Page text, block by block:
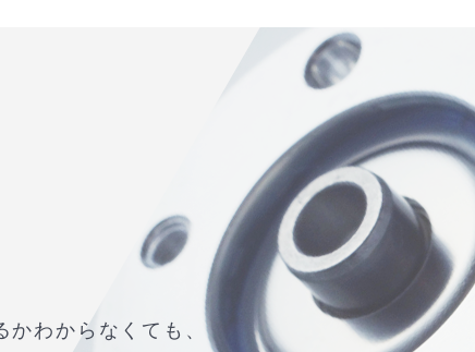
かわからなくても、